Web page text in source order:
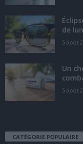
de
5 août
Un
5 août
CATÉGORIE POPULAIRE